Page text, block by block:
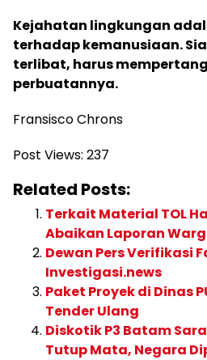
Kejahatan lingkungan
terhadap kemanusiaan.
terlibat, harus
perbuatannya.
Fransisco Chrons
Post Views: 237
Related Posts:
Terkait Material TOL
Abaikan Laporan
Dewan Pers Verifikasi
Investigasi.news
Paket Proyek di Dinas
Tender Ulang
Diskotik P3 Batam
Tutup Mata, Negara